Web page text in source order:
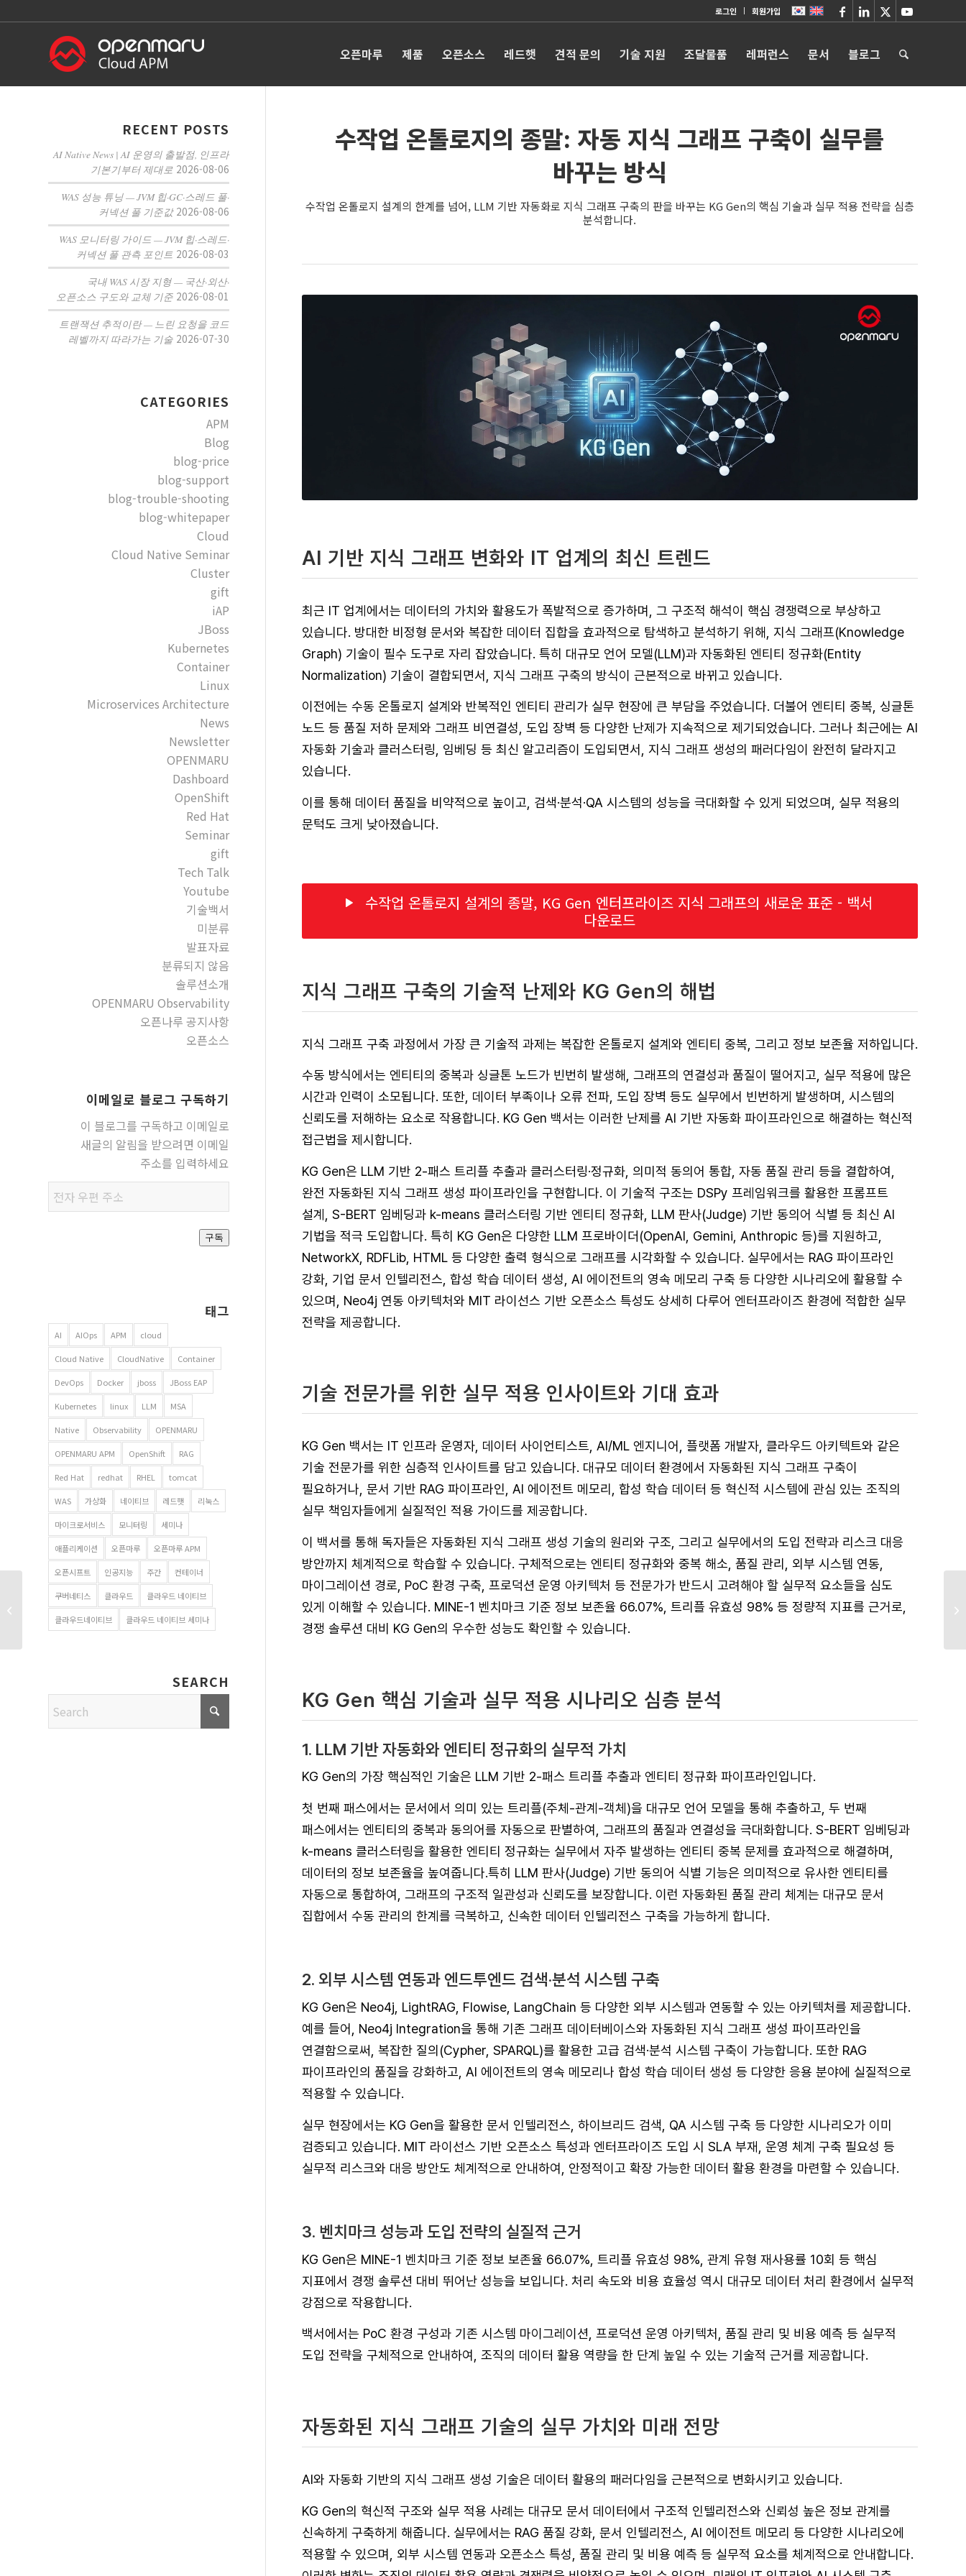
로그인 회원가입
오픈마루 제품 오픈소스 레드햇 견적 문의 기술 지원 조달물품 레퍼런스 문서 블로그
수작업 온톨로지의 종말: 자동 지식 그래프 구축이 실무를
바꾸는 방식
수작업 온톨로지 설계의 한계를 넘어, LLM 기반 자동화로 지식 그래프 구축의 판을 바꾸는 KG Gen의 핵심 기술과 실무 적용 전략을 심층
분석합니다.
AI 기반 지식 그래프 변화와 IT 업계의 최신 트렌드
최근 IT 업계에서는 데이터의 가치와 활용도가 폭발적으로 증가하며, 그 구조적 해석이 핵심 경쟁력으로 부상하고
있습니다. 방대한 비정형 문서와 복잡한 데이터 집합을 효과적으로 탐색하고 분석하기 위해, 지식 그래프(Knowledge
Graph) 기술이 필수 도구로 자리 잡았습니다. 특히 대규모 언어 모델(LLM)과 자동화된 엔티티 정규화(Entity
Normalization) 기술이 결합되면서, 지식 그래프 구축의 방식이 근본적으로 바뀌고 있습니다.
이전에는 수동 온톨로지 설계와 반복적인 엔티티 관리가 실무 현장에 큰 부담을 주었습니다. 더불어 엔티티 중복, 싱글톤
노드 등 품질 저하 문제와 그래프 비연결성, 도입 장벽 등 다양한 난제가 지속적으로 제기되었습니다. 그러나 최근에는 AI
자동화 기술과 클러스터링, 임베딩 등 최신 알고리즘이 도입되면서, 지식 그래프 생성의 패러다임이 완전히 달라지고
있습니다.
이를 통해 데이터 품질을 비약적으로 높이고, 검색·분석·QA 시스템의 성능을 극대화할 수 있게 되었으며, 실무 적용의
문턱도 크게 낮아졌습니다.
수작업 온톨로지 설계의 종말, KG Gen 엔터프라이즈 지식 그래프의 새로운 표준 - 백서
다운로드
지식 그래프 구축의 기술적 난제와 KG Gen의 해법
지식 그래프 구축 과정에서 가장 큰 기술적 과제는 복잡한 온톨로지 설계와 엔티티 중복, 그리고 정보 보존율 저하입니다.
수동 방식에서는 엔티티의 중복과 싱글톤 노드가 빈번히 발생해, 그래프의 연결성과 품질이 떨어지고, 실무 적용에 많은
시간과 인력이 소모됩니다. 또한, 데이터 부족이나 오류 전파, 도입 장벽 등도 실무에서 빈번하게 발생하며, 시스템의
신뢰도를 저해하는 요소로 작용합니다. KG Gen 백서는 이러한 난제를 AI 기반 자동화 파이프라인으로 해결하는 혁신적
접근법을 제시합니다.
KG Gen은 LLM 기반 2-패스 트리플 추출과 클러스터링·정규화, 의미적 동의어 통합, 자동 품질 관리 등을 결합하여,
완전 자동화된 지식 그래프 생성 파이프라인을 구현합니다. 이 기술적 구조는 DSPy 프레임워크를 활용한 프롬프트
설계, S-BERT 임베딩과 k-means 클러스터링 기반 엔티티 정규화, LLM 판사(Judge) 기반 동의어 식별 등 최신 AI
기법을 적극 도입합니다. 특히 KG Gen은 다양한 LLM 프로바이더(OpenAI, Gemini, Anthropic 등)를 지원하고,
NetworkX, RDFLib, HTML 등 다양한 출력 형식으로 그래프를 시각화할 수 있습니다. 실무에서는 RAG 파이프라인
강화, 기업 문서 인텔리전스, 합성 학습 데이터 생성, AI 에이전트의 영속 메모리 구축 등 다양한 시나리오에 활용할 수
있으며, Neo4j 연동 아키텍처와 MIT 라이선스 기반 오픈소스 특성도 상세히 다루어 엔터프라이즈 환경에 적합한 실무
전략을 제공합니다.
기술 전문가를 위한 실무 적용 인사이트와 기대 효과
KG Gen 백서는 IT 인프라 운영자, 데이터 사이언티스트, AI/ML 엔지니어, 플랫폼 개발자, 클라우드 아키텍트와 같은
기술 전문가를 위한 심층적 인사이트를 담고 있습니다. 대규모 데이터 환경에서 자동화된 지식 그래프 구축이
필요하거나, 문서 기반 RAG 파이프라인, AI 에이전트 메모리, 합성 학습 데이터 등 혁신적 시스템에 관심 있는 조직의
실무 책임자들에게 실질적인 적용 가이드를 제공합니다.
이 백서를 통해 독자들은 자동화된 지식 그래프 생성 기술의 원리와 구조, 그리고 실무에서의 도입 전략과 리스크 대응
방안까지 체계적으로 학습할 수 있습니다. 구체적으로는 엔티티 정규화와 중복 해소, 품질 관리, 외부 시스템 연동,
마이그레이션 경로, PoC 환경 구축, 프로덕션 운영 아키텍처 등 전문가가 반드시 고려해야 할 실무적 요소들을 심도
있게 이해할 수 있습니다. MINE-1 벤치마크 기준 정보 보존율 66.07%, 트리플 유효성 98% 등 정량적 지표를 근거로,
경쟁 솔루션 대비 KG Gen의 우수한 성능도 확인할 수 있습니다.
KG Gen 핵심 기술과 실무 적용 시나리오 심층 분석
1. LLM 기반 자동화와 엔티티 정규화의 실무적 가치
KG Gen의 가장 핵심적인 기술은 LLM 기반 2-패스 트리플 추출과 엔티티 정규화 파이프라인입니다.
첫 번째 패스에서는 문서에서 의미 있는 트리플(주체-관계-객체)을 대규모 언어 모델을 통해 추출하고, 두 번째
패스에서는 엔티티의 중복과 동의어를 자동으로 판별하여, 그래프의 품질과 연결성을 극대화합니다. S-BERT 임베딩과
k-means 클러스터링을 활용한 엔티티 정규화는 실무에서 자주 발생하는 엔티티 중복 문제를 효과적으로 해결하며,
데이터의 정보 보존율을 높여줍니다.특히 LLM 판사(Judge) 기반 동의어 식별 기능은 의미적으로 유사한 엔티티를
자동으로 통합하여, 그래프의 구조적 일관성과 신뢰도를 보장합니다. 이런 자동화된 품질 관리 체계는 대규모 문서
집합에서 수동 관리의 한계를 극복하고, 신속한 데이터 인텔리전스 구축을 가능하게 합니다.
2. 외부 시스템 연동과 엔드투엔드 검색·분석 시스템 구축
KG Gen은 Neo4j, LightRAG, Flowise, LangChain 등 다양한 외부 시스템과 연동할 수 있는 아키텍처를 제공합니다.
예를 들어, Neo4j Integration을 통해 기존 그래프 데이터베이스와 자동화된 지식 그래프 생성 파이프라인을
연결함으로써, 복잡한 질의(Cypher, SPARQL)를 활용한 고급 검색·분석 시스템 구축이 가능합니다. 또한 RAG
파이프라인의 품질을 강화하고, AI 에이전트의 영속 메모리나 합성 학습 데이터 생성 등 다양한 응용 분야에 실질적으로
적용할 수 있습니다.
실무 현장에서는 KG Gen을 활용한 문서 인텔리전스, 하이브리드 검색, QA 시스템 구축 등 다양한 시나리오가 이미
검증되고 있습니다. MIT 라이선스 기반 오픈소스 특성과 엔터프라이즈 도입 시 SLA 부재, 운영 체계 구축 필요성 등
실무적 리스크와 대응 방안도 체계적으로 안내하여, 안정적이고 확장 가능한 데이터 활용 환경을 마련할 수 있습니다.
3. 벤치마크 성능과 도입 전략의 실질적 근거
KG Gen은 MINE-1 벤치마크 기준 정보 보존율 66.07%, 트리플 유효성 98%, 관계 유형 재사용률 10회 등 핵심
지표에서 경쟁 솔루션 대비 뛰어난 성능을 보입니다. 처리 속도와 비용 효율성 역시 대규모 데이터 처리 환경에서 실무적
강점으로 작용합니다.
백서에서는 PoC 환경 구성과 기존 시스템 마이그레이션, 프로덕션 운영 아키텍처, 품질 관리 및 비용 예측 등 실무적
도입 전략을 구체적으로 안내하여, 조직의 데이터 활용 역량을 한 단계 높일 수 있는 기술적 근거를 제공합니다.
자동화된 지식 그래프 기술의 실무 가치와 미래 전망
AI와 자동화 기반의 지식 그래프 생성 기술은 데이터 활용의 패러다임을 근본적으로 변화시키고 있습니다.
KG Gen의 혁신적 구조와 실무 적용 사례는 대규모 문서 데이터에서 구조적 인텔리전스와 신뢰성 높은 정보 관계를
신속하게 구축하게 해줍니다. 실무에서는 RAG 품질 강화, 문서 인텔리전스, AI 에이전트 메모리 등 다양한 시나리오에
적용할 수 있으며, 외부 시스템 연동과 오픈소스 특성, 품질 관리 및 비용 예측 등 실무적 요소를 체계적으로 안내합니다.
RECENT POSTS
AI Native News | AI 운영의 출발점, 인프라
기본기부터 제대로 2026-08-06
WAS 성능 튜닝 — JVM 힙·GC·스레드 풀·
커넥션 풀 기준값 2026-08-06
WAS 모니터링 가이드 — JVM 힙·스레드·
커넥션 풀 관측 포인트 2026-08-03
국내 WAS 시장 지형 — 국산·외산·
오픈소스 구도와 교체 기준 2026-08-01
트랜잭션 추적이란 — 느린 요청을 코드
레벨까지 따라가는 기술 2026-07-30
CATEGORIES
APM
Blog
blog-price
blog-support
blog-trouble-shooting
blog-whitepaper
Cloud
Cloud Native Seminar
Cluster
gift
iAP
JBoss
Kubernetes
Container
Linux
Microservices Architecture
News
Newsletter
OPENMARU
Dashboard
OpenShift
Red Hat
Seminar
gift
Tech Talk
Youtube
기술백서
미분류
발표자료
분류되지 않음
솔루션소개
OPENMARU Observability
오픈나루 공지사항
오픈소스
이메일로 블로그 구독하기
이 블로그를 구독하고 이메일로
새글의 알림을 받으려면 이메일
주소를 입력하세요
우편
주소
구독
태그
AI AIOps APM cloud
Cloud Native CloudNative Container
DevOps Docker jboss JBoss EAP
Kubernetes linux LLM MSA
Native Observability OPENMARU
OPENMARU APM OpenShift RAG
Red Hat redhat RHEL tomcat
WAS 가상화 네이티브 레드햇 리눅스
마이크로서비스 모니터링 세미나
애플리케이션 오픈마루 오픈마루 APM
오픈시프트 인공지능 주간 컨테이너
쿠버네티스 클라우드 클라우드 네이티브
클라우드네이티브 클라우드 네이티브 세미나
SEARCH
AI Native News |
클라우드 전환했는데
VM은 그대로? 네이티브...